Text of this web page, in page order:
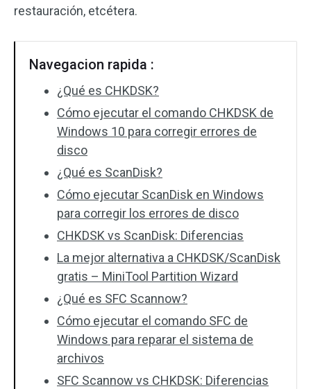
restauración, etcétera.
Navegacion rapida :
¿Qué es CHKDSK?
Cómo ejecutar el comando CHKDSK de
Windows 10 para corregir errores de
disco
¿Qué es ScanDisk?
Cómo ejecutar ScanDisk en Windows
para corregir los errores de disco
CHKDSK vs ScanDisk: Diferencias
La mejor alternativa a CHKDSK/ScanDisk
gratis – MiniTool Partition Wizard
¿Qué es SFC Scannow?
Cómo ejecutar el comando SFC de
Windows para reparar el sistema de
archivos
SFC Scannow vs CHKDSK: Diferencias